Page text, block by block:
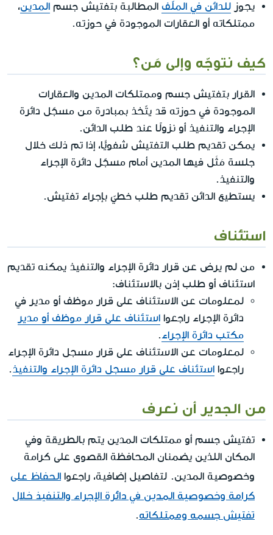
يجوز للدائن في الملّف المطالبة بتفتيش جسم المدين،
ممتلكاته أو العقارات الموجودة في حوزته.
كيف نتوجّه وإلى مَن؟
القرار بتفتيش جسم وممتلكات المدين والعقارات
الموجودة في حوزته قد يتّخذ بمبادرة من مسجّل دائرة
الإجراء والتنفيذ أو نزولًا عند طلب الدائن.
يمكن تقديم طلب التفتيش شفويًّا، إذا تم ذلك خلال
جلسة مَثَل فيها المدين أمام مسجّل دائرة الإجراء
والتنفيذ.
يستطيع الدائن تقديم طلب خطيّ بإجراء تفتيش.
استئناف
من لم يرض عن قرار دائرة الإجراء والتنفيذ يمكنه تقديم
استئناف أو طلب إذن بالاستئناف:
لمعلومات عن الاستئناف على قرار موظف أو مدير في
دائرة الإجراء راجعوا استئناف على قرار موظف أو مدير
مكتب دائرة الإجراء.
لمعلومات عن الاستئناف على قرار مسجل دائرة الإجراء
راجعوا استئناف على قرار مسجل دائرة الإجراء والتنفيذ.
من الجدير أن نعرف
تفتيش جسم أو ممتلكات المدين يتم بالطريقة وفي
المكان اللذين يضمنان المحافظة القصوى على كرامة
وخصوصية المدين. لتفاصيل إضافية، راجعوا الحفاظ على
كرامة وخصوصية المدين في دائرة الإجراء والتنفيذ خلال
تفتيش جسمه وممتلكاته.